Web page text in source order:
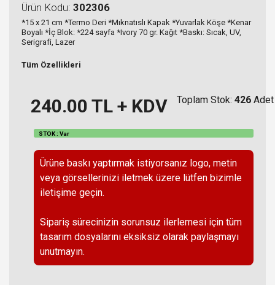
Ürün Kodu: 302306
*15 x 21 cm *Termo Deri *Mıknatıslı Kapak *Yuvarlak Köşe *Kenar
Boyalı *İç Blok: *224 sayfa *Ivory 70 gr. Kağıt *Baskı: Sıcak, UV,
Serigrafi, Lazer
Tüm Özellikleri
240.00 TL + KDV Toplam Stok: 426 Adet
STOK : Var
Ürüne baskı yaptırmak istiyorsanız logo, metin
veya görsellerinizi iletmek üzere lütfen bizimle
iletişime geçin.
Sipariş sürecinizin sorunsuz ilerlemesi için tüm
tasarım dosyalarını eksiksiz olarak paylaşmayı
unutmayın.